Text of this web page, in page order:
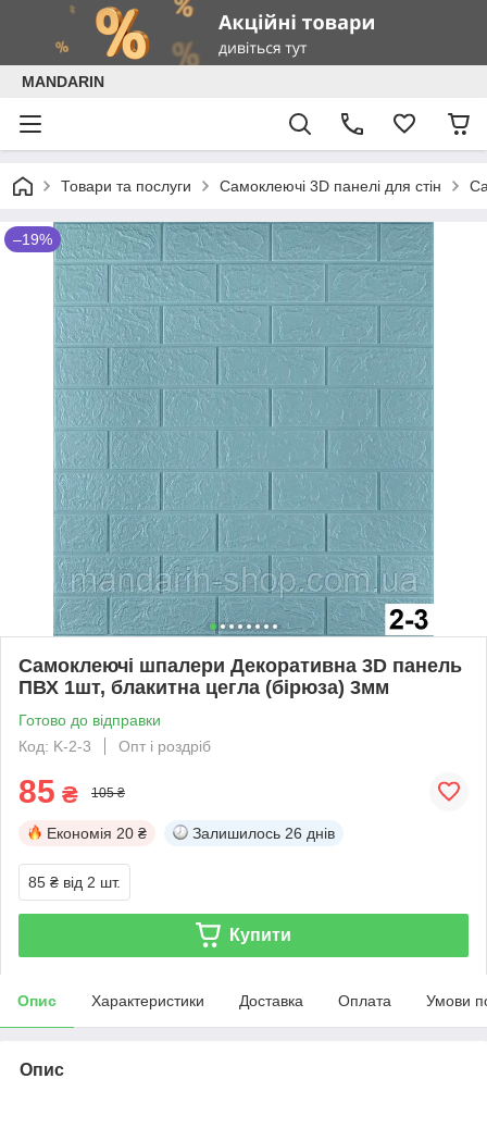
MANDARIN
Товари та послуги Самоклеючі 3D панелі для стін
–19%
Самоклеючі шпалери Декоративна 3D панель
ПВХ 1шт, блакитна цегла (бірюза) 3мм
Готово до відправки
Код: K-2-3
Опт і роздріб
85 ₴ 105 ₴
Економія 20 ₴ Залишилось 26 днів
85 ₴ від 2 шт.
Купити
Опис Характеристики Доставка Оплата Умови
Опис